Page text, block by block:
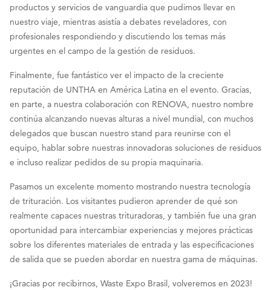
productos y servicios de vanguardia que pudimos llevar en
nuestro viaje, mientras asistía a debates reveladores, con
profesionales respondiendo y discutiendo los temas más
urgentes en el campo de la gestión de residuos.
Finalmente, fue fantástico ver el impacto de la creciente
reputación de UNTHA en América Latina en el evento. Gracias,
en parte, a nuestra colaboración con RENOVA, nuestro nombre
continúa alcanzando nuevas alturas a nivel mundial, con muchos
delegados que buscan nuestro stand para reunirse con el
equipo, hablar sobre nuestras innovadoras soluciones de residuos
e incluso realizar pedidos de su propia maquinaria.
Pasamos un excelente momento mostrando nuestra tecnología
de trituración. Los visitantes pudieron aprender de qué son
realmente capaces nuestras trituradoras, y también fue una gran
oportunidad para intercambiar experiencias y mejores prácticas
sobre los diferentes materiales de entrada y las especificaciones
de salida que se pueden abordar en nuestra gama de máquinas.
¡Gracias por recibirnos, Waste Expo Brasil, volveremos en 2023!